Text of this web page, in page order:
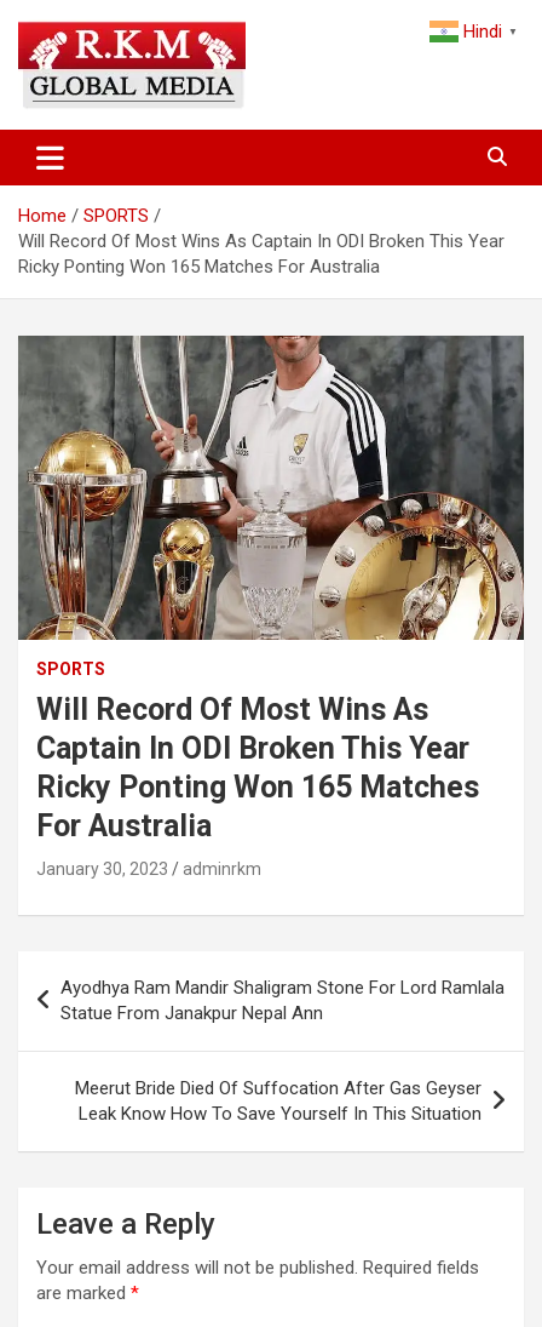
content
Latest Hindi News & Breaking
News – RKM Global Media
and the World
Home
SPORTS
Will Record Of Most Wins As Captain In ODI Broken This Year
Ricky Ponting Won 165 Matches For Australia
SPORTS
Will Record Of Most Wins As
Captain In ODI Broken This Year
Ricky Ponting Won 165 Matches
For Australia
January 30, 2023 adminrkm
navigation
Ayodhya Ram Mandir Shaligram Stone For Lord Ramlala
Statue From Janakpur Nepal Ann
Meerut Bride Died Of Suffocation After Gas Geyser
Leak Know How To Save Yourself In This Situation
Leave a Reply
Your email address will not be published. Required fields
are marked *
Hindi ▼